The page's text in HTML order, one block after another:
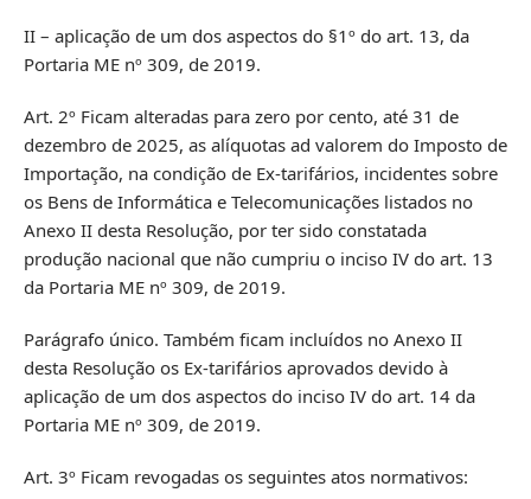
II – aplicação de um dos aspectos do §1º do art. 13, da
Portaria ME nº 309, de 2019.
Art. 2º Ficam alteradas para zero por cento, até 31 de
dezembro de 2025, as alíquotas ad valorem do Imposto de
Importação, na condição de Ex-tarifários, incidentes sobre
os Bens de Informática e Telecomunicações listados no
Anexo II desta Resolução, por ter sido constatada
produção nacional que não cumpriu o inciso IV do art. 13
da Portaria ME nº 309, de 2019.
Parágrafo único. Também ficam incluídos no Anexo II
desta Resolução os Ex-tarifários aprovados devido à
aplicação de um dos aspectos do inciso IV do art. 14 da
Portaria ME nº 309, de 2019.
Art. 3º Ficam revogadas os seguintes atos normativos: